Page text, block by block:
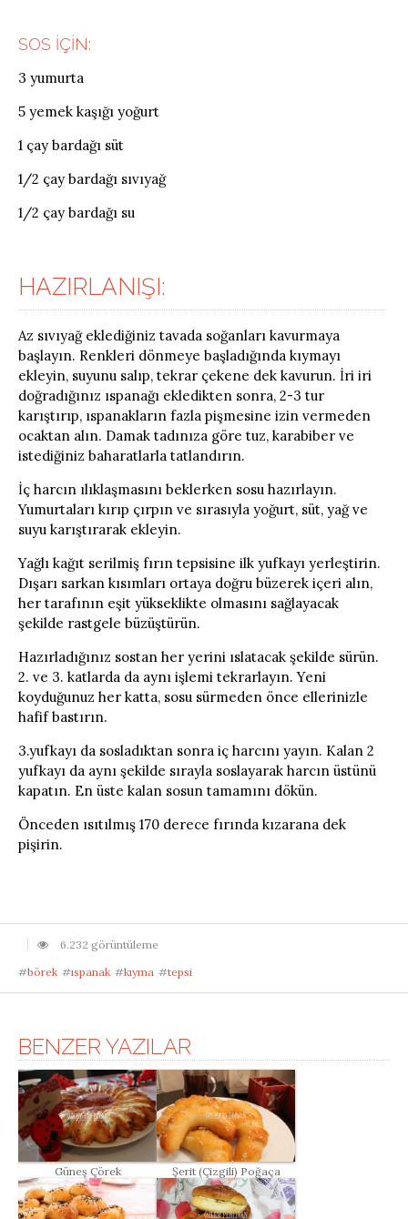
SOS İÇIN:
3 yumurta
5 yemek kaşığı yoğurt
1 çay bardağı süt
1/2 çay bardağı sıvıyağ
1/2 çay bardağı su
HAZIRLANIŞI:
Az sıvıyağ eklediğiniz tavada soğanları kavurmaya
başlayın. Renkleri dönmeye başladığında kıymayı
ekleyin, suyunu salıp, tekrar çekene dek kavurun. İri iri
doğradığınız ıspanağı ekledikten sonra, 2-3 tur
karıştırıp, ıspanakların fazla pişmesine izin vermeden
ocaktan alın. Damak tadınıza göre tuz, karabiber ve
istediğiniz baharatlarla tatlandırın.
İç harcın ılıklaşmasını beklerken sosu hazırlayın.
Yumurtaları kırıp çırpın ve sırasıyla yoğurt, süt, yağ ve
suyu karıştırarak ekleyin.
Yağlı kağıt serilmiş fırın tepsisine ilk yufkayı yerleştirin.
Dışarı sarkan kısımları ortaya doğru büzerek içeri alın,
her tarafının eşit yükseklikte olmasını sağlayacak
şekilde rastgele büzüştürün.
Hazırladığınız sostan her yerini ıslatacak şekilde sürün.
2. ve 3. katlarda da aynı işlemi tekrarlayın. Yeni
koyduğunuz her katta, sosu sürmeden önce ellerinizle
hafif bastırın.
3.yufkayı da sosladıktan sonra iç harcını yayın. Kalan 2
yufkayı da aynı şekilde sırayla soslayarak harcın üstünü
kapatın. En üste kalan sosun tamamını dökün.
Önceden ısıtılmış 170 derece fırında kızarana dek
pişirin.
6.232 görüntüleme
#börek #ıspanak #kıyma #tepsi
BENZER YAZILAR
Güneş Çörek Şerit (Çizgili) Poğaça